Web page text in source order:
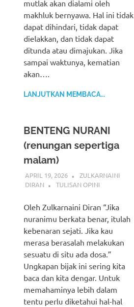
mutlak akan dialami oleh
makhluk bernyawa. Hal ini tidak
dapat dihindari, tidak dapat
dielakkan, dan tidak dapat
ditunda atau dimajukan. Jika
sampai waktunya, kematian
akan….
LANJUTKAN MEMBACA...
BENTENG NURANI
(renungan sepertiga
malam)
APRIL 19, 2026
ZULKARNAINI
DIRAN
TULISAN OPINI
Oleh Zulkarnaini Diran “Jika
nuranimu berkata benar, itulah
kebenaran sejati. Jika kau
merasa berasalah melakukan
sesuatu di situ ada dosa.”
Ungkapan bijak ini sering kita
baca dan kita dengar. Untuk
memahaminya lebih dalam
tentu perlu diketahui hal-hal